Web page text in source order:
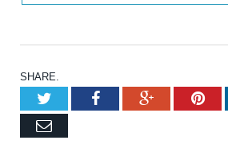
SHARE.
TwitterFacebookGoogle+
Email